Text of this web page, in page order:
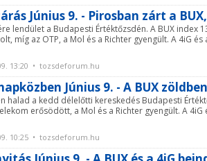
Június 9. - Pirosban zárt a
lendület a Budapesti Értéktőzsdén. A BUX index
míg az OTP, a Mol és a Richter gyengült. A 4iG
13:20 • tozsdeforum.hu
Június 9. - A BUX
halad a kedd délelőtti kereskedés Budapesti
erősödött, a Mol és a Richter gyengült. A
10:25 • tozsdeforum.hu